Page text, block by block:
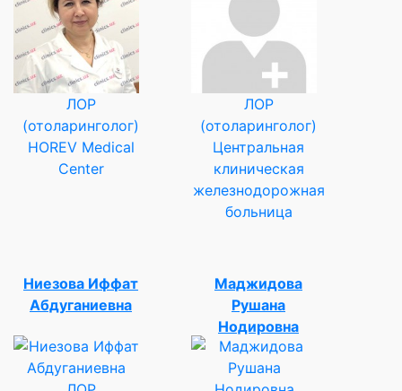
ЛОР
(отоларинголог)
HOREV Medical
Center
ЛОР
(отоларинголог)
Центральная
клиническая
железнодорожная
больница
Ниезова Иффат
Абдуганиевна
Маджидова
Рушана
Нодировна